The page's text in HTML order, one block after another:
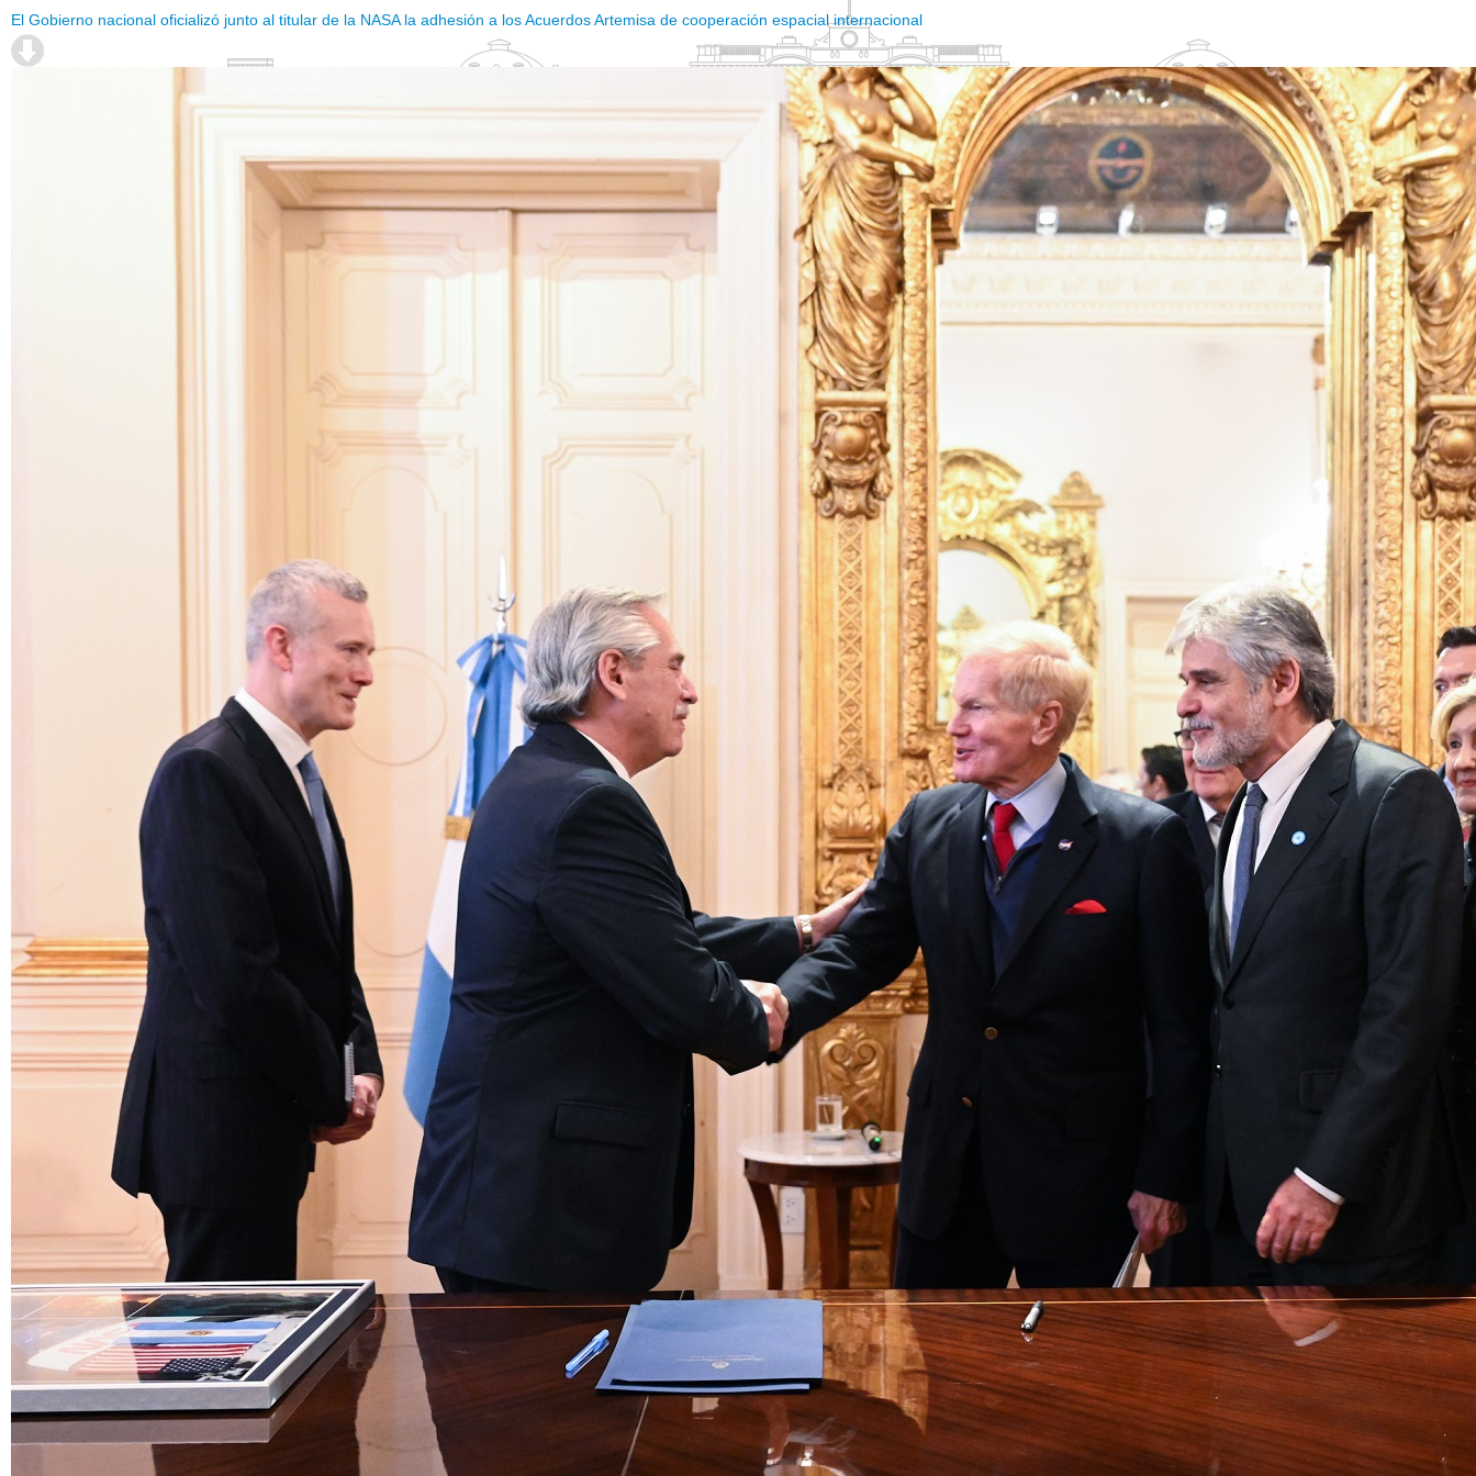
El Gobierno nacional oficializó junto al titular de la NASA la adhesión a los Acuerdos Artemisa de cooperación espacial internacional